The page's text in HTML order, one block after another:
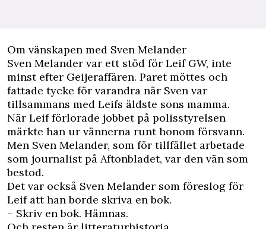
Om vänskapen med Sven Melander
Sven Melander var ett stöd för Leif GW, inte
minst efter Geijeraffären. Paret möttes och
fattade tycke för varandra när Sven var
tillsammans med Leifs äldste sons mamma.
När Leif förlorade jobbet på polisstyrelsen
märkte han ur vännerna runt honom försvann.
Men Sven Melander, som för tillfället arbetade
som journalist på Aftonbladet, var den vän som
bestod.
Det var också Sven Melander som föreslog för
Leif att han borde skriva en bok.
– Skriv en bok. Hämnas.